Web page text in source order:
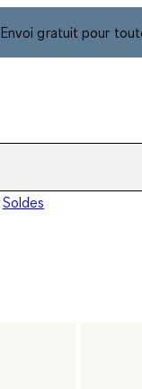
Envoi gratuit pour
Soldes